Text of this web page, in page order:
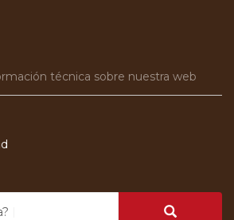
técnica sobre nuestra web